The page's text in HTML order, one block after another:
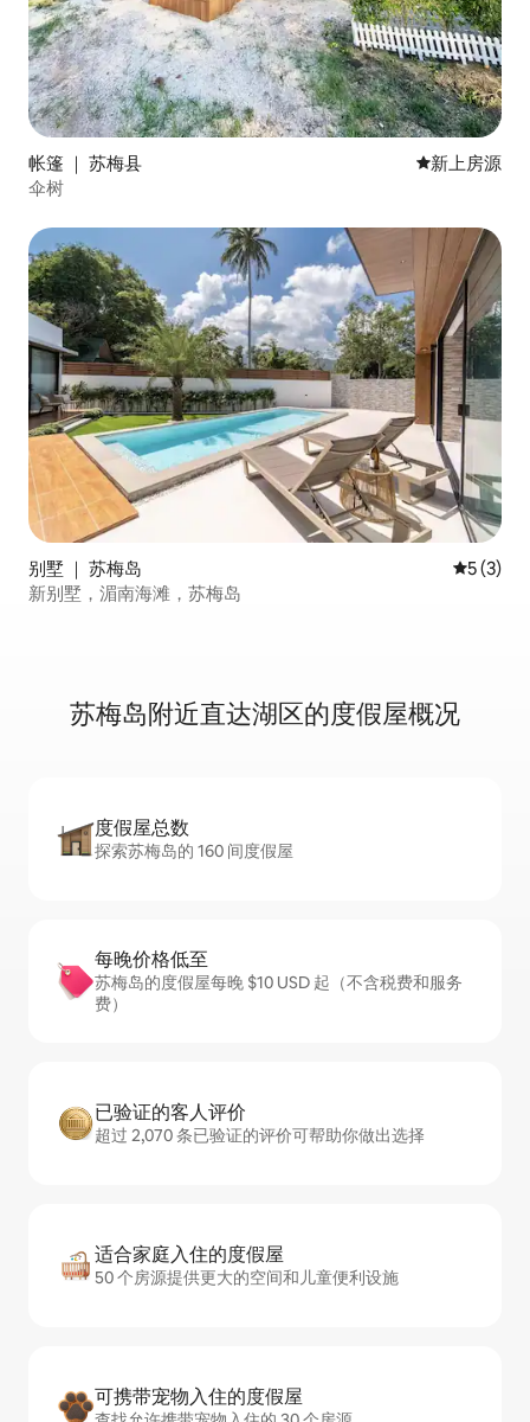
帐篷 ｜ 苏梅县 新房源
新上房源
伞树
别墅 ｜ 苏梅岛 平均评分
5 (3)
新别墅，湄南海滩，苏梅岛
苏梅岛附近直达湖区的度假屋概况
度假屋总数
探索苏梅岛的 160 间度假屋
每晚价格低至
苏梅岛的度假屋每晚 $10 USD 起（不含税费和服务
费）
已验证的客人评价
超过 2,070 条已验证的评价可帮助你做出选择
适合家庭入住的度假屋
50 个房源提供更大的空间和儿童便利设施
可携带宠物入住的度假屋